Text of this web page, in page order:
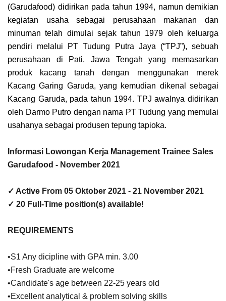
(Garudafood) didirikan pada tahun 1994, namun demikian
kegiatan usaha sebagai perusahaan makanan dan
minuman telah dimulai sejak tahun 1979 oleh keluarga
pendiri melalui PT Tudung Putra Jaya (“TPJ”), sebuah
perusahaan di Pati, Jawa Tengah yang memasarkan
produk kacang tanah dengan menggunakan merek
Kacang Garing Garuda, yang kemudian dikenal sebagai
Kacang Garuda, pada tahun 1994. TPJ awalnya didirikan
oleh Darmo Putro dengan nama PT Tudung yang memulai
usahanya sebagai produsen tepung tapioka.
Informasi Lowongan Kerja Management Trainee Sales
Garudafood - November 2021
✓ Active From 05 Oktober 2021 - 21 November 2021
✓ 20 Full-Time position(s) available!
REQUIREMENTS
•S1 Any dicipline with GPA min. 3.00
•Fresh Graduate are welcome
•Candidate's age between 22-25 years old
•Excellent analytical & problem solving skills